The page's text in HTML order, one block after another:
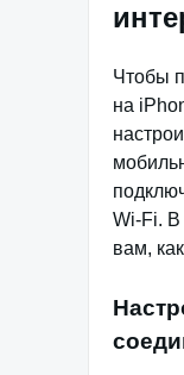
Чтобы
на
Wi-Fi. В
вам,